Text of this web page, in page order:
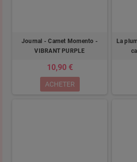
Journal - Carnet Momento -
VIBRANT PURPLE
10,90 €
ACHETER
La